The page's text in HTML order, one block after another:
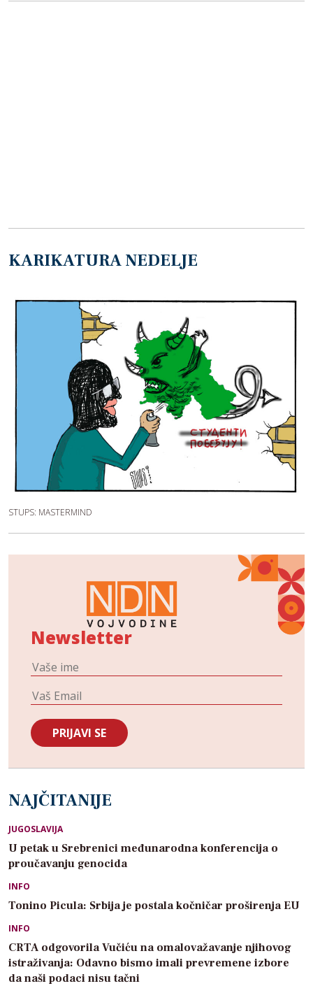
KARIKATURA NEDELJE
STUPS: MASTERMIND
Newsletter
NAJČITANIJE
JUGOSLAVIJA
U petak u Srebrenici međunarodna konferencija o
proučavanju genocida
INFO
Tonino Picula: Srbija je postala kočničar proširenja EU
INFO
CRTA odgovorila Vučiću na omalovažavanje njihovog
istraživanja: Odavno bismo imali prevremene izbore
da naši podaci nisu tačni